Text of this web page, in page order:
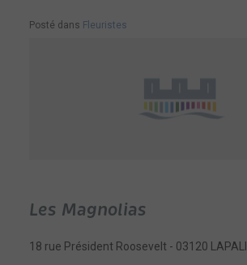
Posté dans Fleuristes
Les Magnolias
18 rue Président Roosevelt - 03120